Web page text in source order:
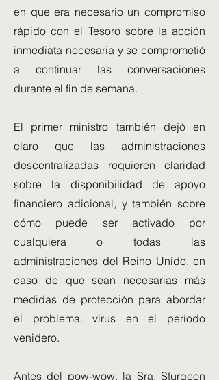
en que era necesario un compromiso
rápido con el Tesoro sobre la acción
inmediata necesaria y se comprometió
a continuar las conversaciones
durante el fin de semana.
El primer ministro también dejó en
claro que las administraciones
descentralizadas requieren claridad
sobre la disponibilidad de apoyo
financiero adicional, y también sobre
cómo puede ser activado por
cualquiera o todas las
administraciones del Reino Unido, en
caso de que sean necesarias más
medidas de protección para abordar
el problema. virus en el período
venidero.
Antes del pow-wow, la Sra. Sturgeon